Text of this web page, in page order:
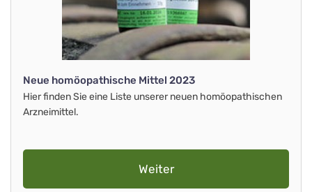
Neue homöopathische Mittel 2023
Hier finden Sie eine Liste unserer neuen homöopathischen
Arzneimittel.
Weiter